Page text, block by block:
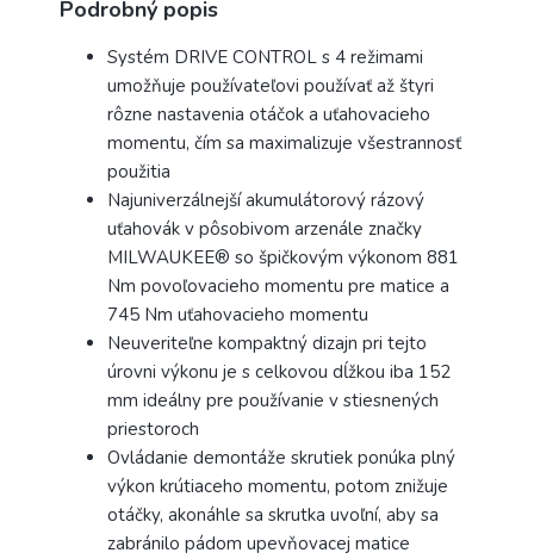
Podrobný popis
Systém DRIVE CONTROL s 4 režimami
umožňuje používateľovi používať až štyri
rôzne nastavenia otáčok a uťahovacieho
momentu, čím sa maximalizuje všestrannosť
použitia
Najuniverzálnejší akumulátorový rázový
uťahovák v pôsobivom arzenále značky
MILWAUKEE® so špičkovým výkonom 881
Nm povoľovacieho momentu pre matice a
745 Nm uťahovacieho momentu
Neuveriteľne kompaktný dizajn pri tejto
úrovni výkonu je s celkovou dĺžkou iba 152
mm ideálny pre používanie v stiesnených
priestoroch
Ovládanie demontáže skrutiek ponúka plný
výkon krútiaceho momentu, potom znižuje
otáčky, akonáhle sa skrutka uvoľní, aby sa
zabránilo pádom upevňovacej matice